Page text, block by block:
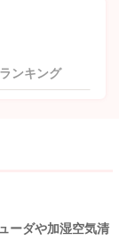
ンキング
ーダや加湿空気清